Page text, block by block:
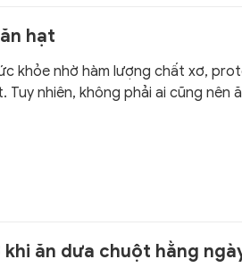
hạt
khỏe nhờ hàm lượng chất xơ,
nhiên, không phải ai cũng nên
ăn dưa chuột hằng